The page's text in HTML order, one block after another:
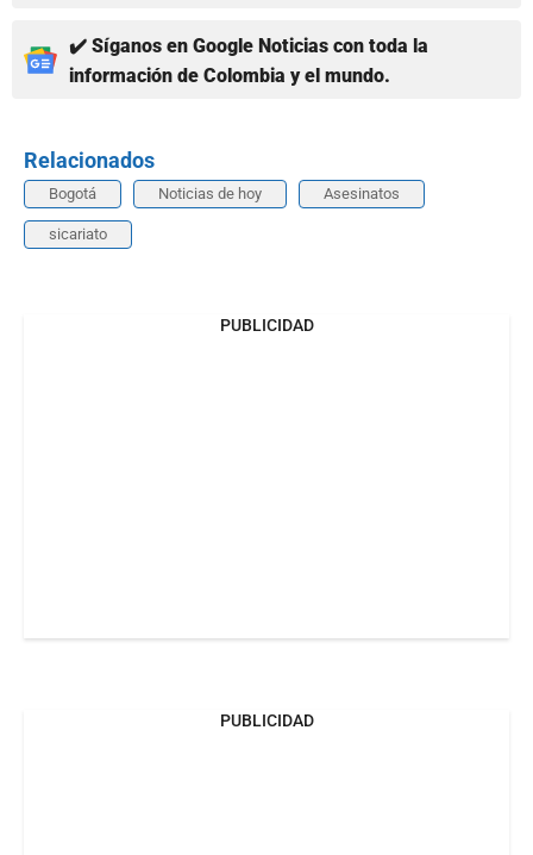
✔️ Síganos en Google Noticias con toda la
información de Colombia y el mundo.
Relacionados
Bogotá Noticias de hoy Asesinatos
sicariato
PUBLICIDAD
PUBLICIDAD